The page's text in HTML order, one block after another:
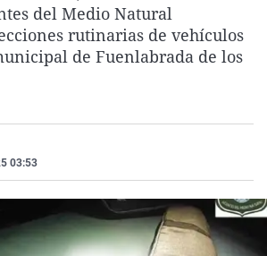
La rosa de los vientos
Gente viajera
Caso
Retornados
Extremadura
Galicia
Virales
Televisión
del Medio Natural
rutinarias de vehículos
de Fuenlabrada de los
03:53